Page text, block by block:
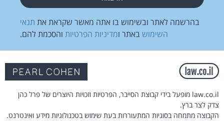
בהרשמה לאתר ובשימוש בו אתה מאשר שקראת את תנאי
השימוש באתר ומדיניות הפרטיות והסכמת להם.
law.co.il מופעל בידי קבוצת הסייבר, הפרטיות וזכויות היוצרים של פרל כהן
צדק לצר ברץ.
הקבוצה מתמחה בסוגיות המתעוררות בעת שימוש בטכנולוגיות מידע ואינטרנט.